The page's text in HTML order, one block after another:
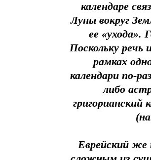
календаре
Луны вокруг
ее «ухода».
Поскольку речь
рамках
календари по-
либо
григорианский
Еврейский же